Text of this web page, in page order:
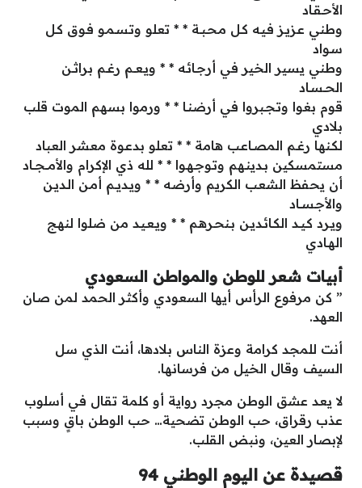
الأحـقـاد
وطني عـزيـز فـيـه كـل مـحـبــة * * تعلو وتـسـمـو فـوق كـل
سـواد
وطني يسير الخير في أرجـائـه * * ويـعــم رغــم براثــن
الحــسـاد
قوم بغوا وتـجـبروا في أرضنـا * * ورموا بسهم الموت قلب
بلادي
لكـنها رغــم المصـاعـب هامة * * تعلو بدعـوة معشر العباد
مستمسكين بـدينـهم وتـوجـهـوا * * لله ذي الإكرام والأمـــجــاد
أن يحفظ الشعب الكريم وأرضه * * ويـديــم أمـن الـديـن
والأجـســاد
ويـرد كـيــد الكـائـديـن بـنحـرهـم * * ويـعـيـد من ضلوا لنهـج
الهـادي
أبيات شعر للوطن والمواطن السعودي
” كن مرفوع الرأس أيها السعودي وأكثر الحمد لمن صان
العهد.
أنت للمجد كرامة وعزة الناس بلادها، أنت الذي سل
السيف وقال الخيل من فرسانها.
لا يعد عشق الوطن مجرد رواية أو كلمة تقال في أسلوب
عذب رقراق، حب الوطن تضحية… حب الوطن باقٍ وسبب
لإبصار العين، ونبض القلب.
قصيدة عن اليوم الوطني 94